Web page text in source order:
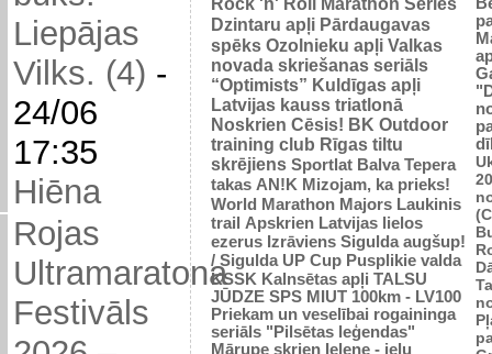
Liepājas
Vilks. (4) -
24/06
17:35
Hiēna
Rojas
Ultramaratona
Festivāls
Dzintaru apļi Pārdaugavas
spēks Ozolnieku apļi Valkas
novada skriešanas seriāls
“Optimists” Kuldīgas apļi
Latvijas kauss triatlonā
Noskrien Cēsis! BK Outdoor
training club Rīgas tiltu
skrējiens Sportlat Balva Tepera
takas AN!K Mizojam, ka prieks!
World Marathon Majors Laukinis
trail Apskrien Latvijas lielos
ezerus Izrāviens Sigulda augšup!
/ Sigulda UP Cup Pusplikie valda
KSSK Kalnsētas apļi TALSU
JŪDZE SPS MIUT 100km - LV100
Priekam un veselībai rogaininga
seriāls "Pilsētas leģendas"
Mārupe skrien Ielene - ielu